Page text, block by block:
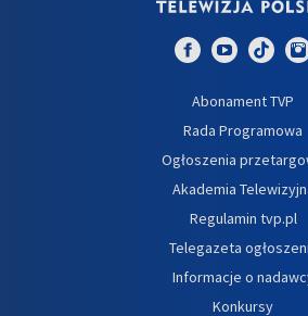
Abonament TVP
Rada Programowa
Ogłoszenia
Akademia
Regulamin tvp.pl
Telegazeta
Informacje o
Konkursy